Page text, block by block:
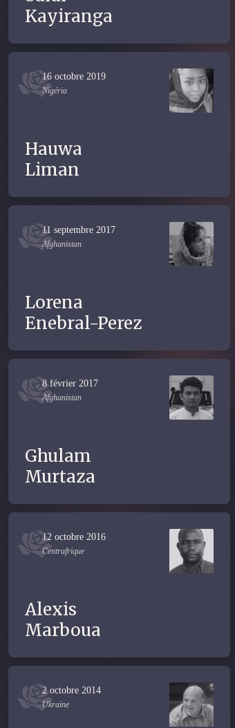
Kayiranga
16 octobre 2019
Nigéria
Hauwa
Liman
11 septembre 2017
Afghanistan
Lorena
Enebral-Perez
8 février 2017
Afghanistan
Ghulam
Murtaza
12 octobre 2016
Centrafrique
Alexis
Marboua
2 octobre 2014
Ukraine